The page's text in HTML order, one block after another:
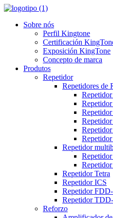
Sobre nós
Perfil Kingtone
Certificación
Exposición KingTone
Concepto de marca
Produtos
Repetidor
Repetidores de
Repetidor
Repetidor
Repetidor Tetra
Repetidor ICS
Repetidor
Repetidor
Reforzo